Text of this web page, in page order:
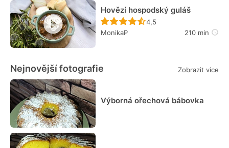
Hovězí hospodský guláš
Recept ještě nebyl
4,5
MonikaP
210 min
Nejnovější fotografie Zobrazit více
Výborná ořechová bábovka